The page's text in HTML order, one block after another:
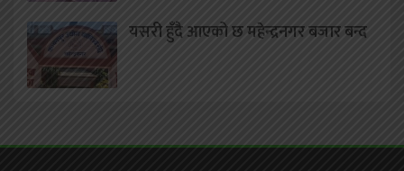
यसरी हुँदै आएको छ महेन्द्रनगर बजार बन्द